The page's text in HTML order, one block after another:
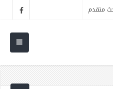
متقدم